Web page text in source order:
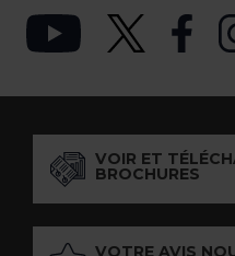
VOIR ET
BROCHURES
VOTRE AVIS